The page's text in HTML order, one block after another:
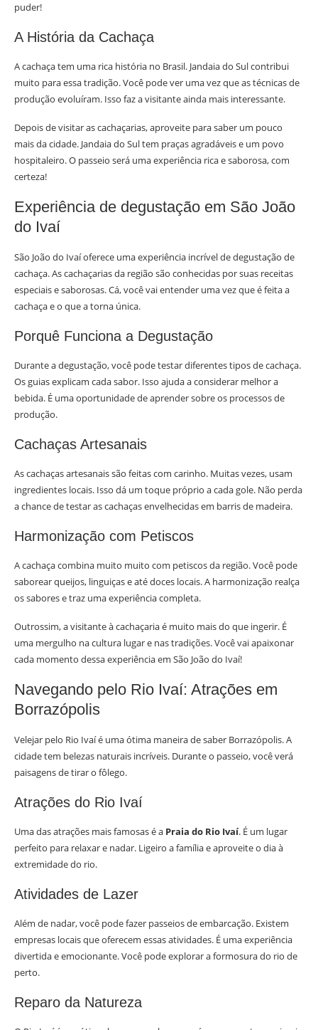
puder!
A História da Cachaça
A cachaça tem uma rica história no Brasil. Jandaia do Sul contribui
muito para essa tradição. Você pode ver uma vez que as técnicas de
produção evoluíram. Isso faz a visitante ainda mais interessante.
Depois de visitar as cachaçarias, aproveite para saber um pouco
mais da cidade. Jandaia do Sul tem praças agradáveis e um povo
hospitaleiro. O passeio será uma experiência rica e saborosa, com
certeza!
Experiência de degustação em São João
do Ivaí
São João do Ivaí oferece uma experiência incrível de degustação de
cachaça. As cachaçarias da região são conhecidas por suas receitas
especiais e saborosas. Cá, você vai entender uma vez que é feita a
cachaça e o que a torna única.
Porquê Funciona a Degustação
Durante a degustação, você pode testar diferentes tipos de cachaça.
Os guias explicam cada sabor. Isso ajuda a considerar melhor a
bebida. É uma oportunidade de aprender sobre os processos de
produção.
Cachaças Artesanais
As cachaças artesanais são feitas com carinho. Muitas vezes, usam
ingredientes locais. Isso dá um toque próprio a cada gole. Não perda
a chance de testar as cachaças envelhecidas em barris de madeira.
Harmonização com Petiscos
A cachaça combina muito muito com petiscos da região. Você pode
saborear queijos, linguiças e até doces locais. A harmonização realça
os sabores e traz uma experiência completa.
Outrossim, a visitante à cachaçaria é muito mais do que ingerir. É
uma mergulho na cultura lugar e nas tradições. Você vai apaixonar
cada momento dessa experiência em São João do Ivaí!
Navegando pelo Rio Ivaí: Atrações em
Borrazópolis
Velejar pelo Rio Ivaí é uma ótima maneira de saber Borrazópolis. A
cidade tem belezas naturais incríveis. Durante o passeio, você verá
paisagens de tirar o fôlego.
Atrações do Rio Ivaí
Uma das atrações mais famosas é a Praia do Rio Ivaí. É um lugar
perfeito para relaxar e nadar. Ligeiro a família e aproveite o dia à
extremidade do rio.
Atividades de Lazer
Além de nadar, você pode fazer passeios de embarcação. Existem
empresas locais que oferecem essas atividades. É uma experiência
divertida e emocionante. Você pode explorar a formosura do rio de
perto.
Reparo da Natureza